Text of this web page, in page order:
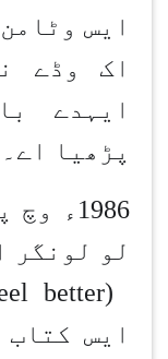
ایس
اک وڈے
ایہدے
پڑھیا اے۔
1986 ء وچ
لو لونگر
better)
ایس